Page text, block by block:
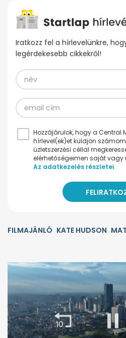
Iratkozz fel a hírlevelünkre,
legérdekesebb cikkekről!
Hozzájárulok, hogy a Central
hírlevel(ek)et küldjön
üzletszerzési céllal
elérhetőségeimen saját
Az adatkezelés részletei
FILMAJÁNLÓ KATE HUDSON